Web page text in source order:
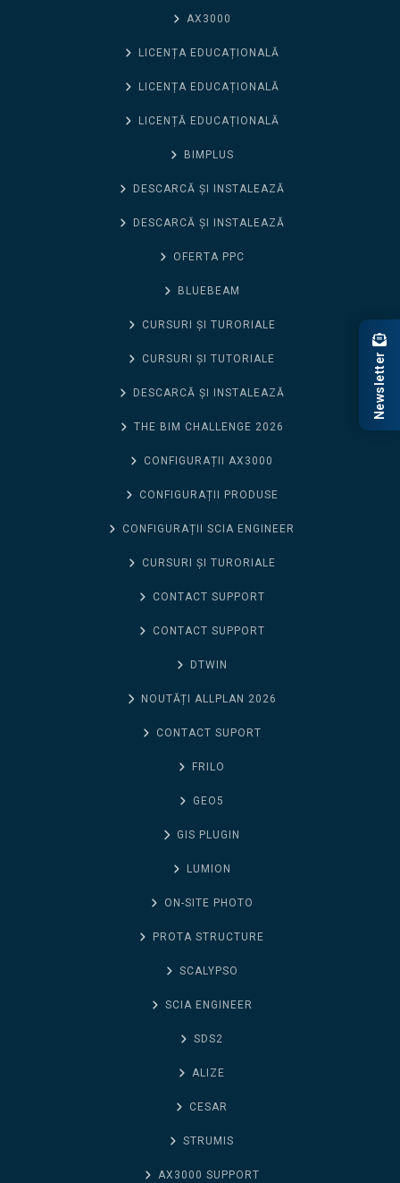
AX3000
LICENȚA EDUCAȚIONALĂ
LICENȚA EDUCAȚIONALĂ
LICENȚĂ EDUCAȚIONALĂ
BIMPLUS
DESCARCĂ ȘI INSTALEAZĂ
DESCARCĂ ȘI INSTALEAZĂ
OFERTA PPC
BLUEBEAM
CURSURI ȘI TURORIALE
CURSURI ȘI TUTORIALE
DESCARCĂ ȘI INSTALEAZĂ
THE BIM CHALLENGE 2026
CONFIGURAȚII AX3000
CONFIGURAȚII PRODUSE
CONFIGURAȚII SCIA ENGINEER
CURSURI ȘI TURORIALE
CONTACT SUPPORT
CONTACT SUPPORT
DTWIN
NOUTĂȚI ALLPLAN 2026
CONTACT SUPORT
FRILO
GEO5
GIS PLUGIN
LUMION
ON-SITE PHOTO
PROTA STRUCTURE
SCALYPSO
SCIA ENGINEER
SDS2
ALIZE
CESAR
STRUMIS
AX3000 SUPPORT
Newsletter